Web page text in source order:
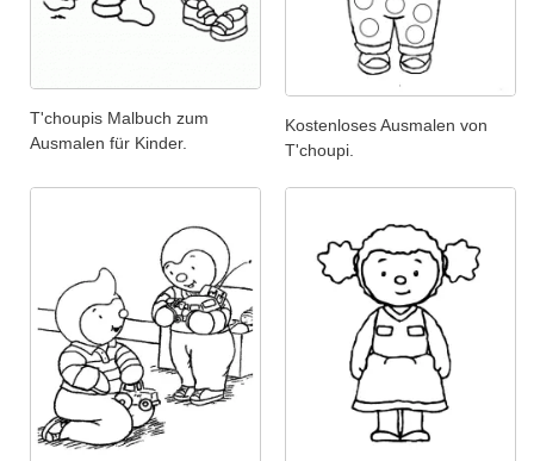
T'choupis Malbuch zum
Ausmalen für Kinder.
Kostenloses Ausmalen von
T'choupi.